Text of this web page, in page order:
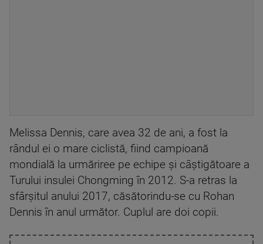
Melissa Dennis, care avea 32 de ani, a fost la
rândul ei o mare ciclistă, fiind campioană
mondială la urmăriree pe echipe şi câştigătoare a
Turului insulei Chongming în 2012. S-a retras la
sfârşitul anului 2017, căsătorindu-se cu Rohan
Dennis în anul următor. Cuplul are doi copii.